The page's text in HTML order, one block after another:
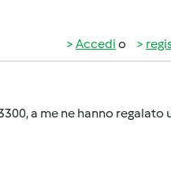
Accedi o
a me ne hanno regalato